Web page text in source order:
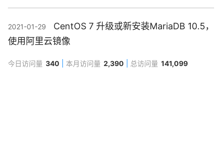
2021-01-29
CentOS 7 升级或新安装MariaDB 10.5，
使用阿里云镜像
今日访问量 340 本月访问量 2,390 总访问量 141,099